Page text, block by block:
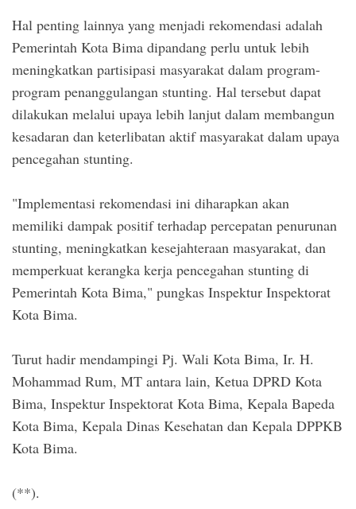
Hal penting lainnya yang menjadi rekomendasi adalah
Pemerintah Kota Bima dipandang perlu untuk lebih
meningkatkan partisipasi masyarakat dalam program-
program penanggulangan stunting. Hal tersebut dapat
dilakukan melalui upaya lebih lanjut dalam membangun
kesadaran dan keterlibatan aktif masyarakat dalam upaya
pencegahan stunting.
"Implementasi rekomendasi ini diharapkan akan
memiliki dampak positif terhadap percepatan penurunan
stunting, meningkatkan kesejahteraan masyarakat, dan
memperkuat kerangka kerja pencegahan stunting di
Pemerintah Kota Bima," pungkas Inspektur Inspektorat
Kota Bima.
Turut hadir mendampingi Pj. Wali Kota Bima, Ir. H.
Mohammad Rum, MT antara lain, Ketua DPRD Kota
Bima, Inspektur Inspektorat Kota Bima, Kepala Bapeda
Kota Bima, Kepala Dinas Kesehatan dan Kepala DPPKB
Kota Bima.
(**).